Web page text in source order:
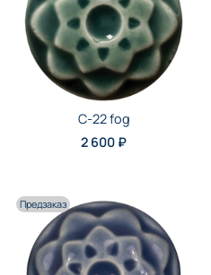
C-22 fog
2 600 ₽
Предзаказ